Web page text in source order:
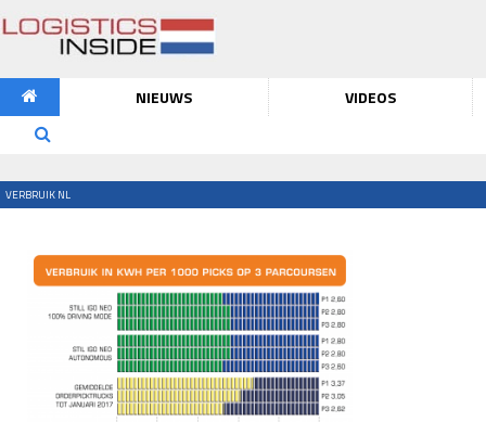
NIEUWS VIDEOS
VERBRUIK NL